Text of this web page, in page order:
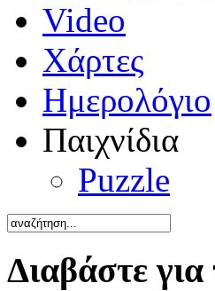
Video
Χάρτες
Ημερολόγιο
Παιχνίδια
Puzzle
Διαβάστε